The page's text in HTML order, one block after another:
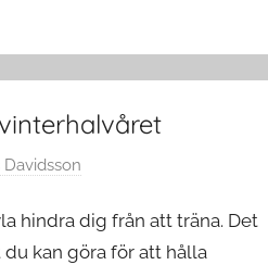
Davidsson
hindra dig från att träna. Det
kan göra för att hålla